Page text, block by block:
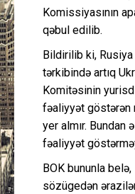
Komissiyasının
qəbul edilib.
Bildirilib ki,
tərkibində artıq
Komitəsinin
fəaliyyət göstərən
yer almır. Bundan
fəaliyyət
BOK bununla
sözügedən